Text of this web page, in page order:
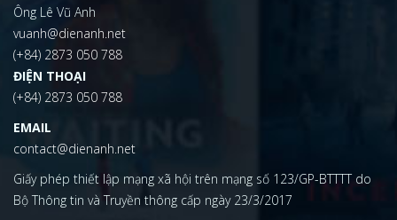
Ông Lê Vũ Anh
vuanh@dienanh.net
(+84) 2873 050 788
ĐIỆN THOẠI
(+84) 2873 050 788
EMAIL
contact@dienanh.net
Giấy phép thiết lập mạng xã hội trên mạng số 123/GP-BTTTT do
Bộ Thông tin và Truyền thông cấp ngày 23/3/2017